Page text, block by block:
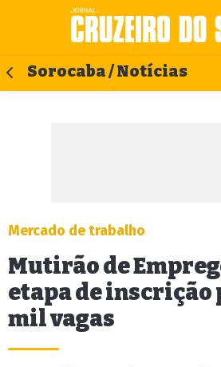
Sorocaba / Notícias
Mercado de trabalho
Mutirão de
etapa de inscrição
mil vagas